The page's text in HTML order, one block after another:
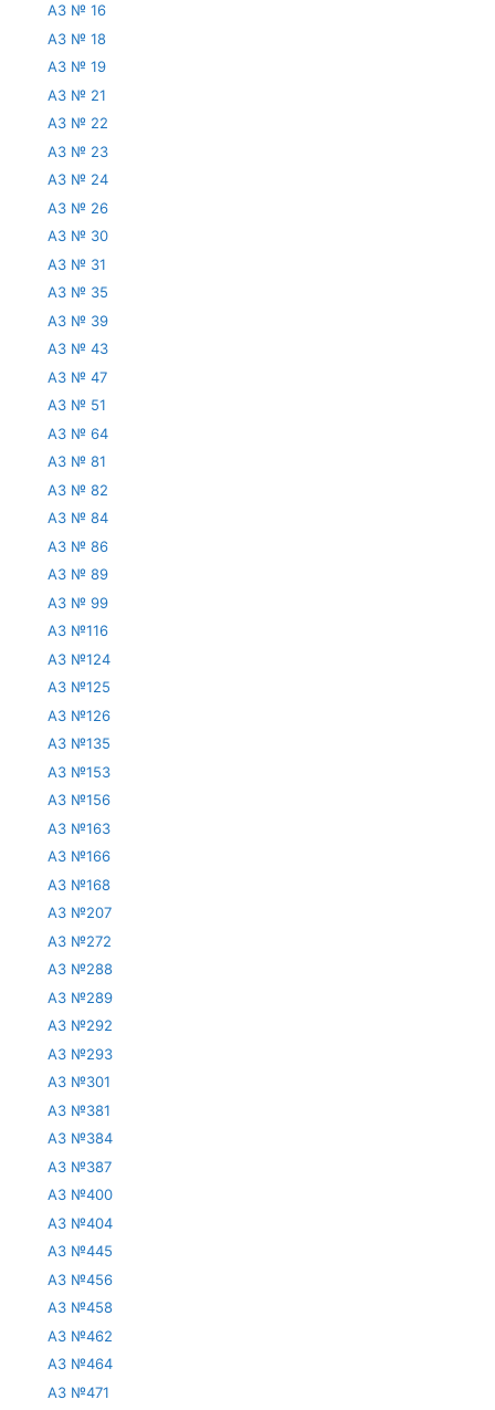
АЗ № 16
АЗ № 18
АЗ № 19
АЗ № 21
АЗ № 22
АЗ № 23
АЗ № 24
АЗ № 26
АЗ № 30
АЗ № 31
АЗ № 35
АЗ № 39
АЗ № 43
АЗ № 47
АЗ № 51
АЗ № 64
АЗ № 81
АЗ № 82
АЗ № 84
АЗ № 86
АЗ № 89
АЗ № 99
АЗ №116
АЗ №124
АЗ №125
АЗ №126
АЗ №135
АЗ №153
АЗ №156
АЗ №163
АЗ №166
АЗ №168
АЗ №207
АЗ №272
АЗ №288
АЗ №289
АЗ №292
АЗ №293
АЗ №301
АЗ №381
АЗ №384
АЗ №387
АЗ №400
АЗ №404
АЗ №445
АЗ №456
АЗ №458
АЗ №462
АЗ №464
АЗ №471